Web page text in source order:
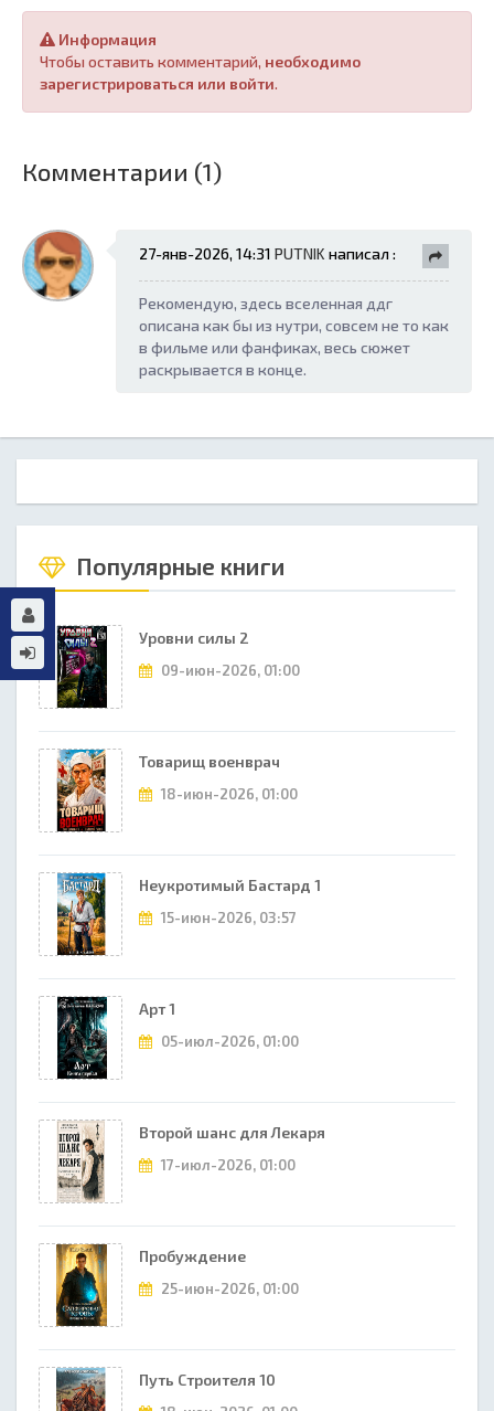
Информация
Чтобы оставить комментарий, необходимо
зарегистрироваться или войти.
Комментарии (1)
27-янв-2026, 14:31 PUTNIK написал :
Рекомендую, здесь вселенная ддг
описана как бы из нутри, совсем не то как
в фильме или фанфиках, весь сюжет
раскрывается в конце.
Популярные книги
Уровни силы 2
09-июн-2026, 01:00
Товарищ военврач
18-июн-2026, 01:00
Неукротимый Бастард 1
15-июн-2026, 03:57
Арт 1
05-июл-2026, 01:00
Второй шанс для Лекаря
17-июл-2026, 01:00
Пробуждение
25-июн-2026, 01:00
Путь Строителя 10